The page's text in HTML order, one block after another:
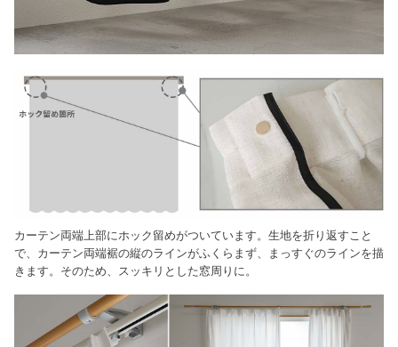
カーテン両端上部にホック留めがついています。生地を折り返すこと
で、カーテン両端裾の縦のラインがふくらまず、まっすぐのラインを描
きます。そのため、スッキリとした窓周りに。